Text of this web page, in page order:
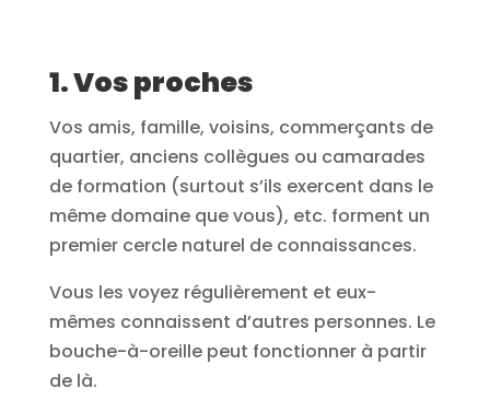
1. Vos proches
Vos amis, famille, voisins, commerçants de
quartier, anciens collègues ou camarades
de formation (surtout s’ils exercent dans le
même domaine que vous), etc. forment un
premier cercle naturel de connaissances.
Vous les voyez régulièrement et eux-
mêmes connaissent d’autres personnes. Le
bouche-à-oreille peut fonctionner à partir
de là.